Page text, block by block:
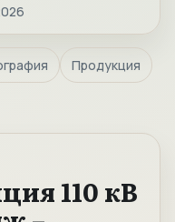
Продукция
110 кВ